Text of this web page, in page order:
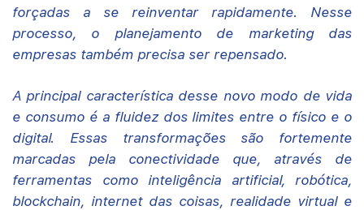
forçadas a se reinventar rapidamente. Nesse
processo, o planejamento de marketing das
empresas também precisa ser repensado.
A principal característica desse novo modo de vida
e consumo é a fluidez dos limites entre o físico e o
digital. Essas transformações são fortemente
marcadas pela conectividade que, através de
ferramentas como inteligência artificial, robótica,
blockchain, internet das coisas, realidade virtual e